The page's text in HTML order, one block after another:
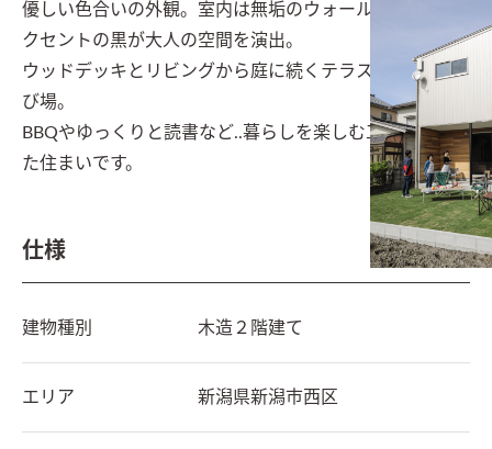
優しい色合いの外観。室内は無垢のウォールナットとア
クセントの黒が大人の空間を演出。
ウッドデッキとリビングから庭に続くテラスは格好の遊
び場。
BBQやゆっくりと読書など..暮らしを楽しむ工夫が詰まっ
た住まいです。
仕様
建物種別 木造２階建て
エリア 新潟県新潟市西区